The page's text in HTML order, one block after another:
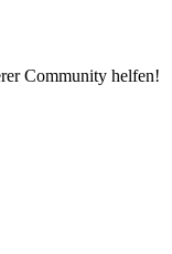
Community helfen!